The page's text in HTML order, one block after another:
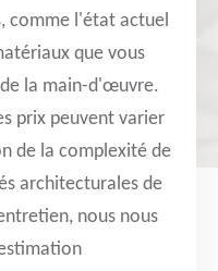
comme l'état actuel
que vous
la main-d'œuvre.
prix peuvent varier
de la complexité de
architecturales de
nous nous